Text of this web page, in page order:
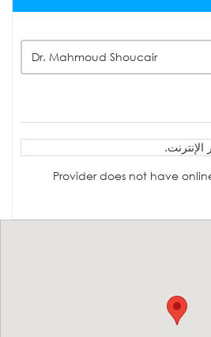
Dr. Mahmoud Shoucair
الإنترنت.
Provider does not have